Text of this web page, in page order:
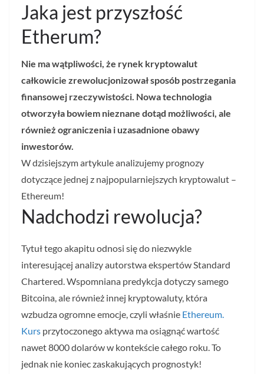
Jaka jest przyszłość
Etherum?
Nie ma wątpliwości, że rynek kryptowalut
całkowicie zrewolucjonizował sposób postrzegania
finansowej rzeczywistości. Nowa technologia
otworzyła bowiem nieznane dotąd możliwości, ale
również ograniczenia i uzasadnione obawy
inwestorów.
W dzisiejszym artykule analizujemy prognozy
dotyczące jednej z najpopularniejszych kryptowalut –
Ethereum!
Nadchodzi rewolucja?
Tytuł tego akapitu odnosi się do niezwykle
interesującej analizy autorstwa ekspertów Standard
Chartered. Wspomniana predykcja dotyczy samego
Bitcoina, ale również innej kryptowaluty, która
wzbudza ogromne emocje, czyli właśnie Ethereum.
Kurs przytoczonego aktywa ma osiągnąć wartość
nawet 8000 dolarów w kontekście całego roku. To
jednak nie koniec zaskakujących prognostyk!